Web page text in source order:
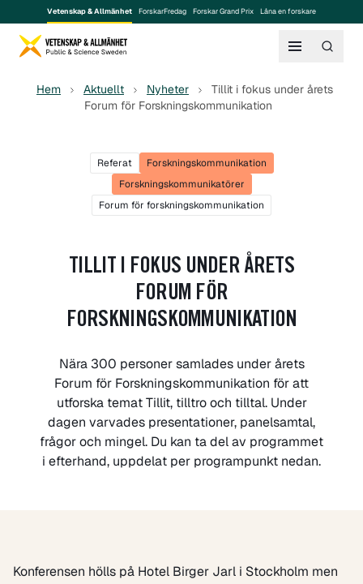
Vetenskap & Allmänhet ForskarFredag Forskar Grand Prix Låna en forskare
Hem Aktuellt Nyheter
Tillit i fokus under årets
Forum för Forskningskommunikation
Referat
Forskningskommunikation
Forskningskommunikatörer
Forum för forskningskommunikation
TILLIT I FOKUS UNDER ÅRETS
FORUM FÖR
FORSKNINGSKOMMUNIKATION
Nära 300 personer samlades under årets
Forum för Forskningskommunikation för att
utforska temat Tillit, tilltro och tilltal. Under
dagen varvades presentationer, panelsamtal,
frågor och mingel. Du kan ta del av programmet
i efterhand, uppdelat per programpunkt nedan.
Konferensen hölls på Hotel Birger Jarl i Stockholm men